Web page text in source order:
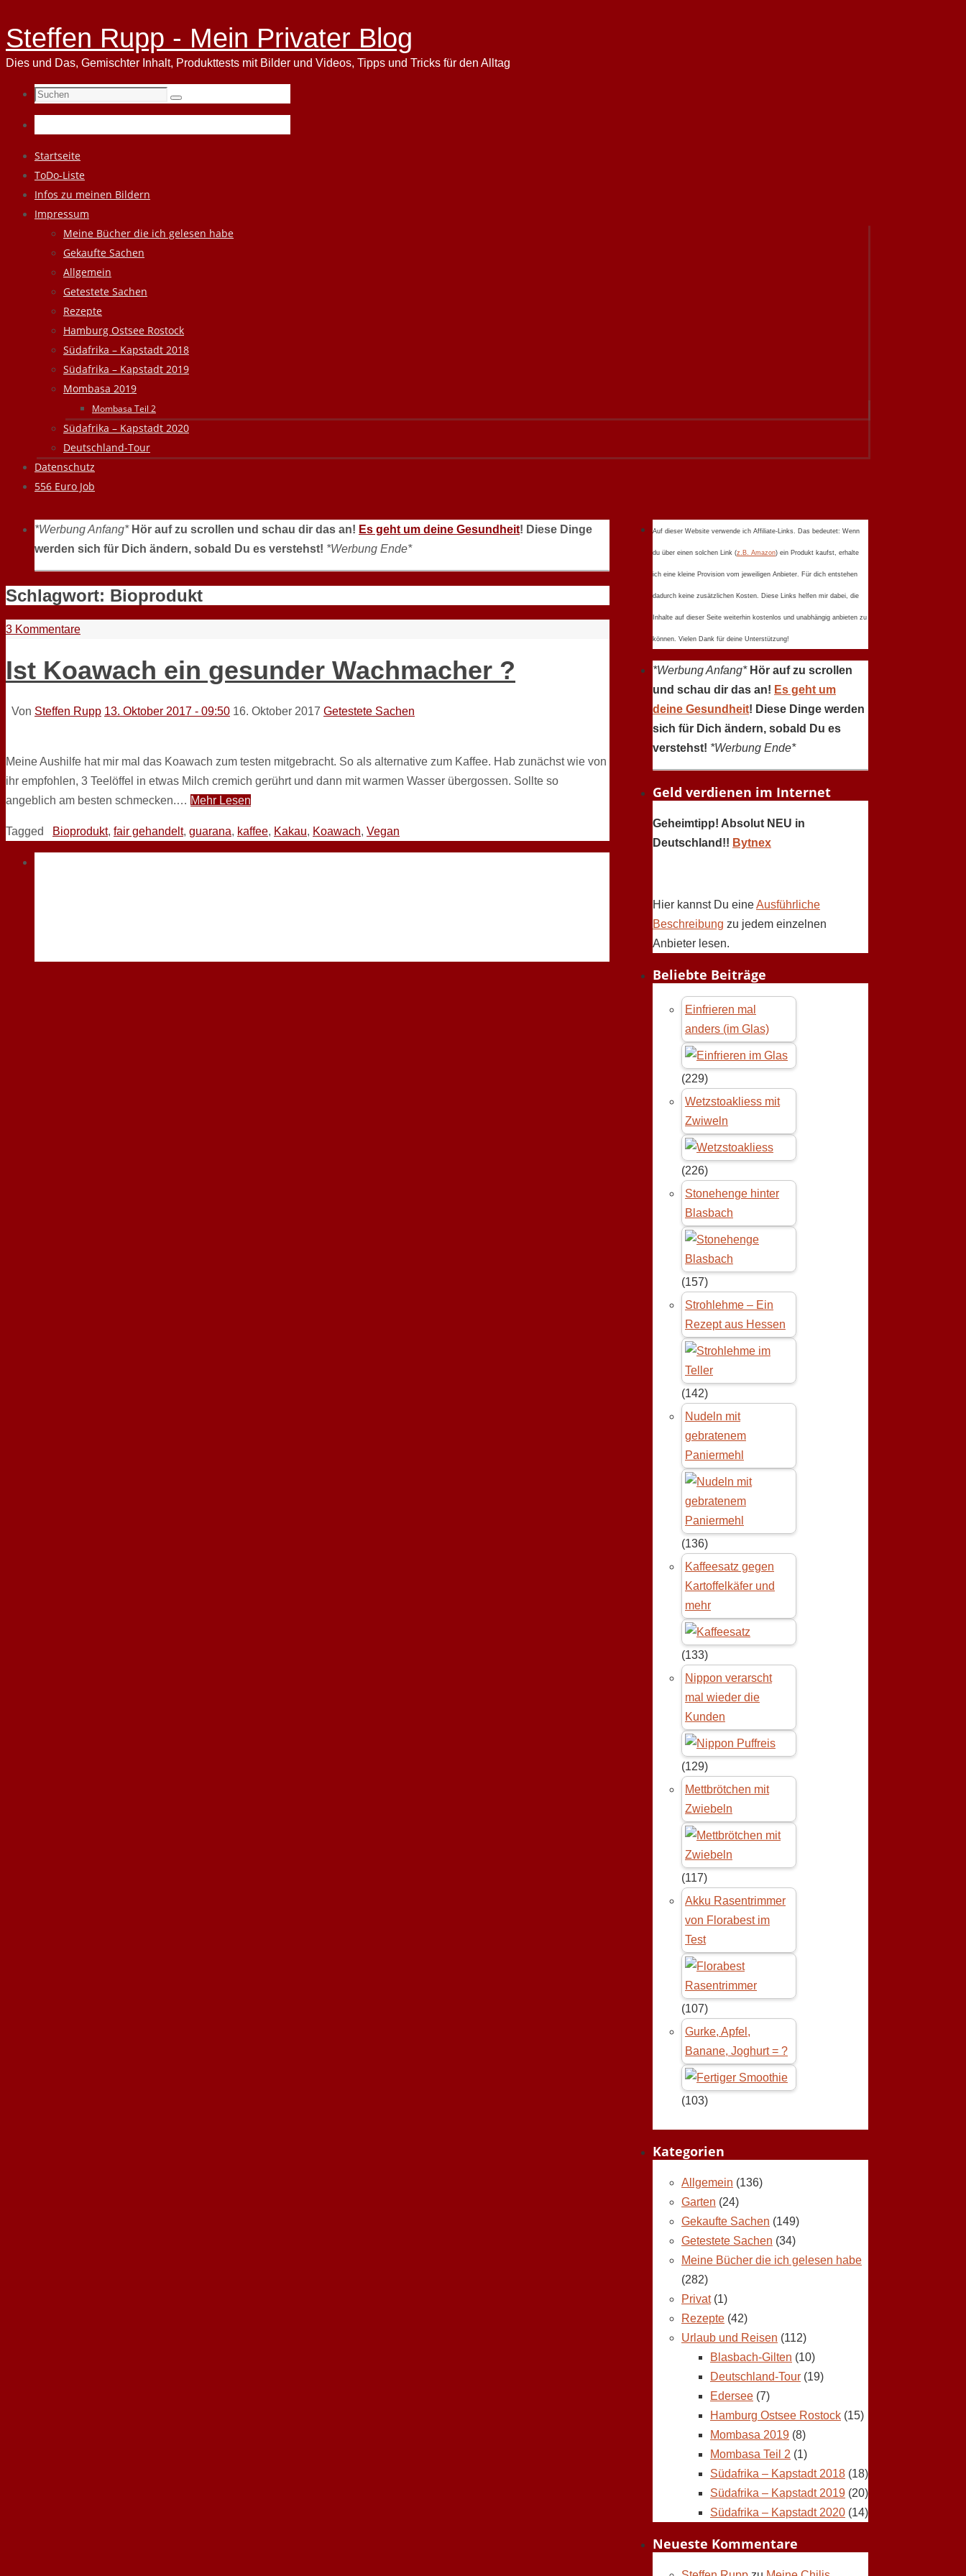
Steffen Rupp - Mein Privater Blog
Dies und Das, Gemischter Inhalt, Produkttests mit Bilder und Videos, Tipps und Tricks für den Alltag
Suchen
nach:
Suchen
Zum
Inhalt
springen
Startseite
ToDo-Liste
Infos zu meinen Bildern
Impressum
Meine Bücher die ich gelesen habe
Gekaufte Sachen
Allgemein
Getestete Sachen
Rezepte
Hamburg Ostsee Rostock
Südafrika – Kapstadt 2018
Südafrika – Kapstadt 2019
Mombasa 2019
Mombasa Teil 2
Südafrika – Kapstadt 2020
Deutschland-Tour
Datenschutz
556 Euro Job
*Werbung Anfang* Hör auf zu scrollen und schau dir das an! Es geht um deine Gesundheit! Diese Dinge
werden sich für Dich ändern, sobald Du es verstehst! *Werbung Ende*
Schlagwort: Bioprodukt
3 Kommentare
Ist Koawach ein gesunder Wachmacher ?
Von Steffen Rupp 13. Oktober 2017 - 09:50 16. Oktober 2017 Getestete Sachen
Meine Aushilfe hat mir mal das Koawach zum testen mitgebracht. So als alternative zum Kaffee. Hab zunächst wie von
ihr empfohlen, 3 Teelöffel in etwas Milch cremich gerührt und dann mit warmen Wasser übergossen. Sollte so
angeblich am besten schmecken.… Mehr Lesen
Tagged Bioprodukt, fair gehandelt, guarana, kaffee, Kakau, Koawach, Vegan
Auf dieser Website verwende ich Affiliate-Links. Das bedeutet: Wenn
du über einen solchen Link (z.B. Amazon) ein Produkt kaufst, erhalte
ich eine kleine Provision vom jeweiligen Anbieter. Für dich entstehen
dadurch keine zusätzlichen Kosten. Diese Links helfen mir dabei, die
Inhalte auf dieser Seite weiterhin kostenlos und unabhängig anbieten zu
können. Vielen Dank für deine Unterstützung!
*Werbung Anfang* Hör auf zu scrollen
und schau dir das an! Es geht um
deine Gesundheit! Diese Dinge werden
sich für Dich ändern, sobald Du es
verstehst! *Werbung Ende*
Geld verdienen im Internet
Geheimtipp! Absolut NEU in
Deutschland!! Bytnex
Hier kannst Du eineAusführliche
Beschreibung zu jedem einzelnen
Anbieter lesen.
Beliebte Beiträge
Einfrieren mal
anders (im Glas)
(229)
Wetzstoakliess mit
Zwiweln
(226)
Stonehenge hinter
Blasbach
(157)
Strohlehme – Ein
Rezept aus Hessen
(142)
Nudeln mit
gebratenem
Paniermehl
(136)
Kaffeesatz gegen
Kartoffelkäfer und
mehr
(133)
Nippon verarscht
mal wieder die
Kunden
(129)
Mettbrötchen mit
Zwiebeln
(117)
Akku Rasentrimmer
von Florabest im
Test
(107)
Gurke, Apfel,
Banane, Joghurt = ?
(103)
Kategorien
Allgemein (136)
Garten (24)
Gekaufte Sachen (149)
Getestete Sachen (34)
Meine Bücher die ich gelesen habe
(282)
Privat(1)
Rezepte (42)
Urlaub und Reisen (112)
Blasbach-Gilten (10)
Deutschland-Tour (19)
Edersee (7)
Hamburg Ostsee Rostock (15)
Mombasa 2019 (8)
Mombasa Teil 2 (1)
Südafrika – Kapstadt 2018 (18)
Südafrika – Kapstadt 2019 (20)
Südafrika – Kapstadt 2020 (14)
Neueste Kommentare